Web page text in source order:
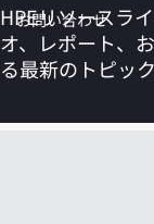
ツ
に
ス
ッ
お問い合わせ
HPEリソースラ
オ、レポート、
る最新のトピッ